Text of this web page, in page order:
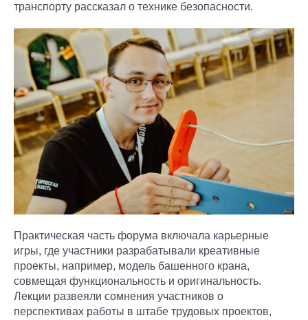
транспорту рассказал о технике безопасности.
Практическая часть форума включала карьерные
игры, где участники разрабатывали креативные
проекты, например, модель башенного крана,
совмещая функциональность и оригинальность.
Лекции развеяли сомнения участников о
перспективах работы в штабе трудовых проектов,